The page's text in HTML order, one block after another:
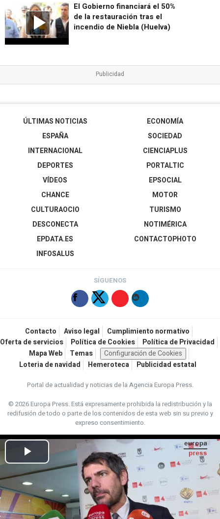
El Gobierno financiará el 50%
de la restauración tras el
incendio de Niebla (Huelva)
ÚLTIMAS NOTICIAS
ESPAÑA
INTERNACIONAL
DEPORTES
VÍDEOS
ECONOMÍA
SOCIEDAD
CIENCIAPLUS
PORTALTIC
EPSOCIAL
CHANCE
CULTURAOCIO
DESCONECTA
EPDATA.ES
INFOSALUS
MOTOR
TURISMO
NOTIMÉRICA
CONTACTOPHOTO
SÍGUENOS
Contacto Aviso legal
Cumplimiento normativo
Oferta de servicios
Política de Cookies
Política de Privacidad
Mapa Web
Temas
Configuración de Cookies
Loteria de navidad
Hemeroteca Publicidad estatal
Portal de actualidad y noticias de la Agencia Europa Press.
© 2026 Europa Press.Está expresamente prohibida la redistribución y la
redifusión de todo o parte de los contenidos de esta web sin su previo y
expreso consentimiento.